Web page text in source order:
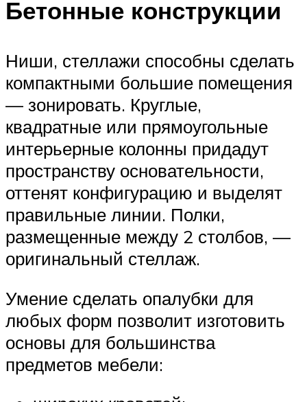
Бетонные конструкции
Ниши, стеллажи способны сделать
компактными большие помещения
— зонировать. Круглые,
квадратные или прямоугольные
интерьерные колонны придадут
пространству основательности,
оттенят конфигурацию и выделят
правильные линии. Полки,
размещенные между 2 столбов, —
оригинальный стеллаж.
Умение сделать опалубки для
любых форм позволит изготовить
основы для большинства
предметов мебели: